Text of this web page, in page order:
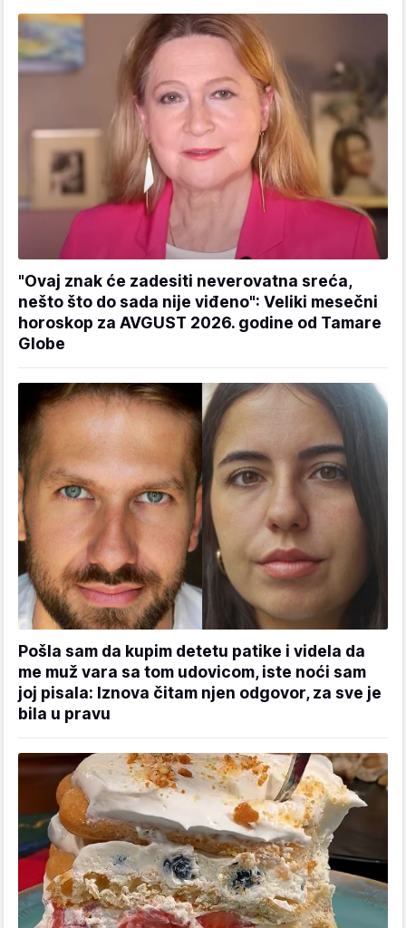
"Ovaj znak će zadesiti neverovatna sreća,
nešto što do sada nije viđeno": Veliki mesečni
horoskop za AVGUST 2026. godine od Tamare
Globe
Pošla sam da kupim detetu patike i videla da
me muž vara sa tom udovicom, iste noći sam
joj pisala: Iznova čitam njen odgovor, za sve je
bila u pravu